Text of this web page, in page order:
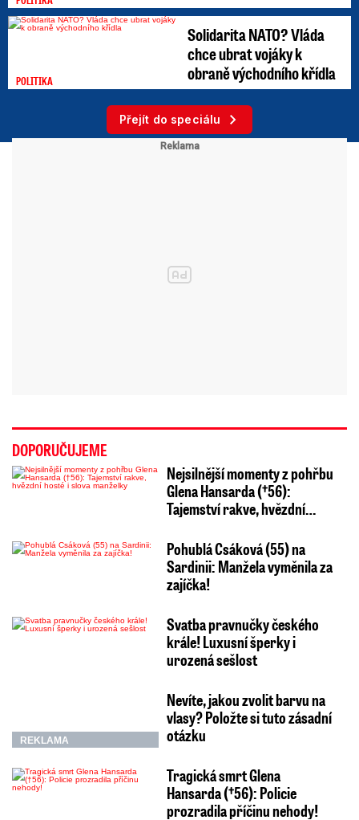
POLITIKA
Solidarita NATO? Vláda
chce ubrat vojáky k
obraně východního křídla
Přejít do speciálu
DOPORUČUJEME
Nejsilnější momenty z pohřbu
Glena Hansarda (†56):
Tajemství rakve, hvězdní…
Pohublá Csáková (55) na
Sardinii: Manžela vyměnila za
zajíčka!
Svatba pravnučky českého
krále! Luxusní šperky i
urozená sešlost
REKLAMA
Nevíte, jakou zvolit barvu na
vlasy? Položte si tuto zásadní
otázku
Tragická smrt Glena
Hansarda (†56): Policie
prozradila příčinu nehody!